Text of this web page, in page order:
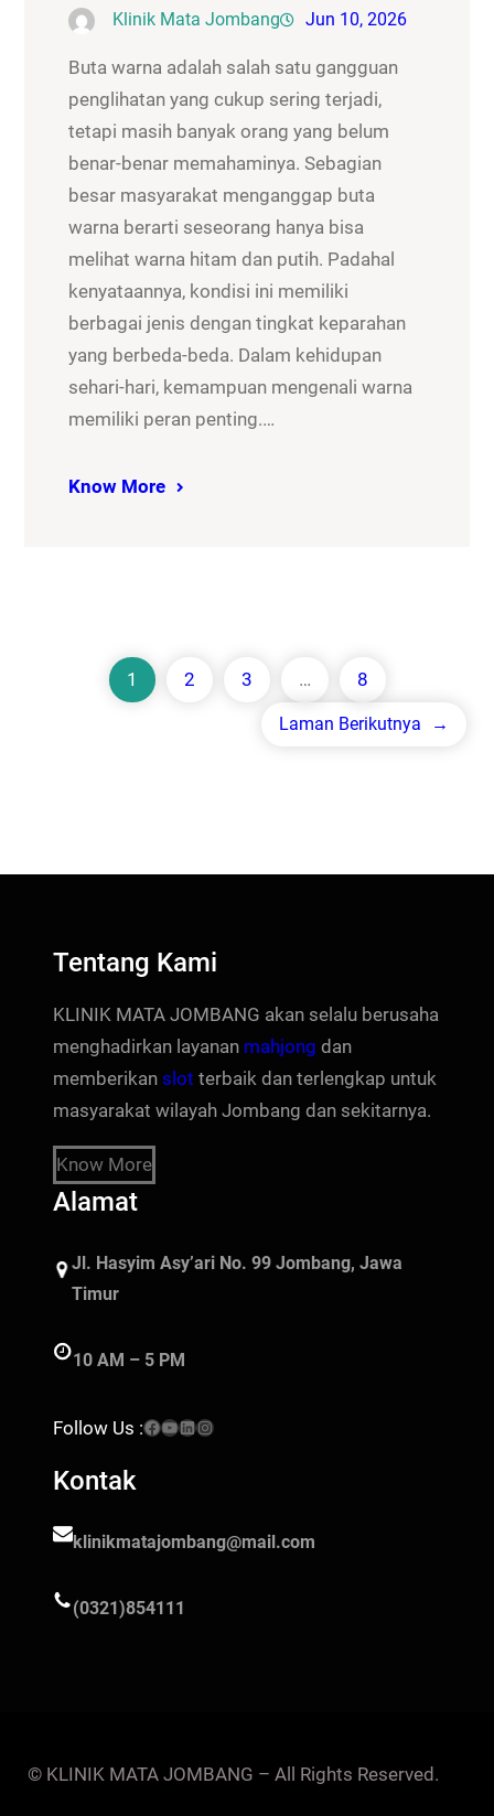
Klinik Mata Jombang Jun 10, 2026
Buta warna adalah salah satu gangguan
penglihatan yang cukup sering terjadi,
tetapi masih banyak orang yang belum
benar-benar memahaminya. Sebagian
besar masyarakat menganggap buta
warna berarti seseorang hanya bisa
melihat warna hitam dan putih. Padahal
kenyataannya, kondisi ini memiliki
berbagai jenis dengan tingkat keparahan
yang berbeda-beda. Dalam kehidupan
sehari-hari, kemampuan mengenali warna
memiliki peran penting.…
Know More
1 2 3 … 8
Laman Berikutnya →
Tentang Kami
KLINIK MATA JOMBANG akan selalu berusaha
menghadirkan layanan mahjong dan
memberikan slot terbaik dan terlengkap untuk
masyarakat wilayah Jombang dan sekitarnya.
Know More
Alamat
Jl. Hasyim Asy’ari No. 99 Jombang, Jawa
Timur
10 AM – 5 PM
Follow Us :Facebook YouTube LinkedIn Instagram
Kontak
klinikmatajombang@mail.com
(0321)854111
© KLINIK MATA JOMBANG – All Rights Reserved.